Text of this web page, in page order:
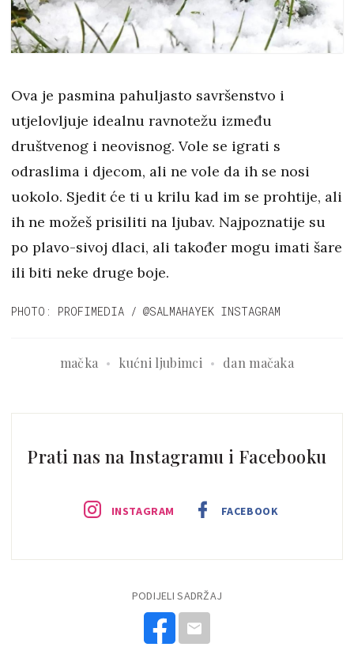
Ova je pasmina pahuljasto savršenstvo i
utjelovljuje idealnu ravnotežu između
društvenog i neovisnog. Vole se igrati s
odraslima i djecom, ali ne vole da ih se nosi
uokolo. Sjedit će ti u krilu kad im se prohtije, ali
ih ne možeš prisiliti na ljubav. Najpoznatije su
po plavo-sivoj dlaci, ali također mogu imati šare
ili biti neke druge boje.
PHOTO: PROFIMEDIA / @SALMAHAYEK INSTAGRAM
mačka kućni ljubimci dan mačaka
Prati nas na Instagramu i Facebooku
INSTAGRAM FACEBOOK
PODIJELI SADRŽAJ